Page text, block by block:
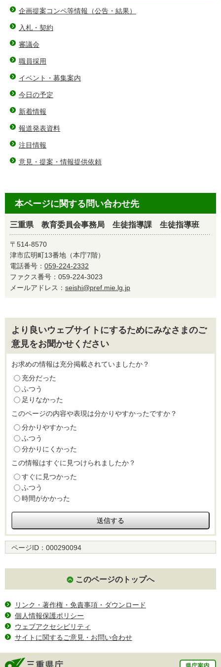
企画提案コンペ等情報（公告・結果）
入札・契約
審議会
職員採用
イベント・募集案内
今日の予定
新着情報
報道発表資料
注目情報
意見・提案・情報提供依頼
本ページに関する問い合わせ先
三重県 教育委員会事務局 生徒指導課 生徒指導班
〒514-8570
津市広明町13番地（本庁7階）
電話番号： 059-224-2332
ファクス番号：059-224-3023
メールアドレス： seishi@pref.mie.lg.jp
より良いウェブサイトにするためにみなさまのご
意見をお聞かせください
お求めの情報は充分掲載されていましたか？
充分だった
ふつう
足りなかった
このページの内容や表現は分かりやすかったですか？
分かりやすかった
ふつう
分かりにくかった
この情報はすぐに見つけられましたか？
すぐに見つかった
ふつう
時間がかかった
ページID： 000290094
このページのトップへ
リンク・著作権・免責事項・ダウンロード
個人情報保護ポリシー
ウェブアクセシビリティ
サイトに関するご意見・お問い合わせ